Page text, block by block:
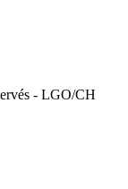
- LGO/CH